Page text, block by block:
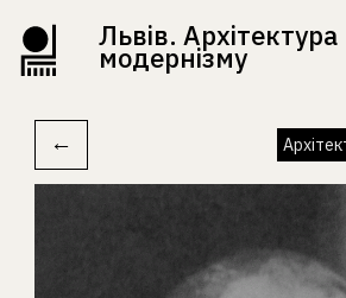
Львів. Архітектура
модернізму
←